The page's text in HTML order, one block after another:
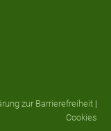
zur Barrierefreiheit |
Cookies